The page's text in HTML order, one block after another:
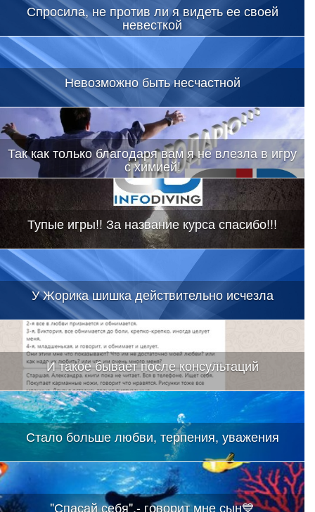
Спросила, не против ли я видеть ее своей
невесткой
Невозможно быть несчастной
Так как только благодаря вам я не влезла в игру
с химией!
Тупые игры!! За название курса спасибо!!!
У Жорика шишка действительно исчезла
И такое бывает после консультаций
Стало больше любви, терпения, уважения
"Спасай себя",- говорит мне сын💙